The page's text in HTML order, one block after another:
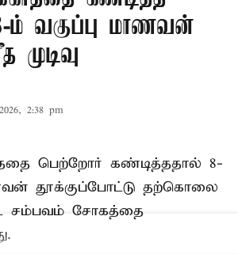
ம் வகுப்பு மாணவன்
முடிவு
2:38 pm
பெற்றோர் கண்டித்ததால் 8-
தூக்குப்போட்டு தற்கொலை
சம்பவம் சோகத்தை